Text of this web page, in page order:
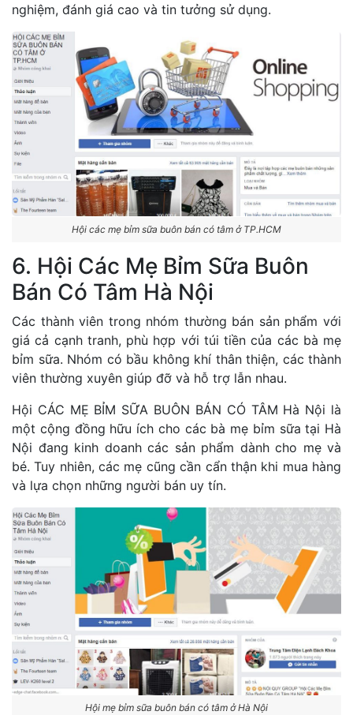
nghiệm, đánh giá cao và tin tưởng sử dụng.
Hội các mẹ bỉm sữa buôn bán có tâm ở TP.HCM
6. Hội Các Mẹ Bỉm Sữa Buôn
Bán Có Tâm Hà Nội
Các thành viên trong nhóm thường bán sản phẩm với
giá cả cạnh tranh, phù hợp với túi tiền của các bà mẹ
bỉm sữa. Nhóm có bầu không khí thân thiện, các thành
viên thường xuyên giúp đỡ và hỗ trợ lẫn nhau.
Hội CÁC MẸ BỈM SỮA BUÔN BÁN CÓ TÂM Hà Nội là
một cộng đồng hữu ích cho các bà mẹ bỉm sữa tại Hà
Nội đang kinh doanh các sản phẩm dành cho mẹ và
bé. Tuy nhiên, các mẹ cũng cần cẩn thận khi mua hàng
và lựa chọn những người bán uy tín.
Hội mẹ bỉm sữa buôn bán có tâm ở Hà Nội